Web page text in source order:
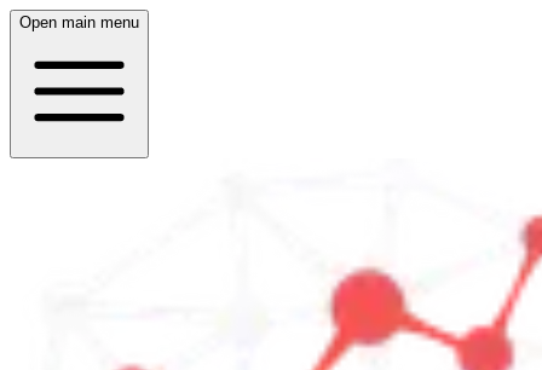
Open main menu